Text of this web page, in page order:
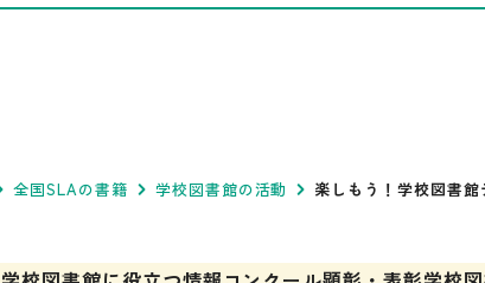
全国SLAの書籍 学校図書館の活動 楽しもう！学校図書館